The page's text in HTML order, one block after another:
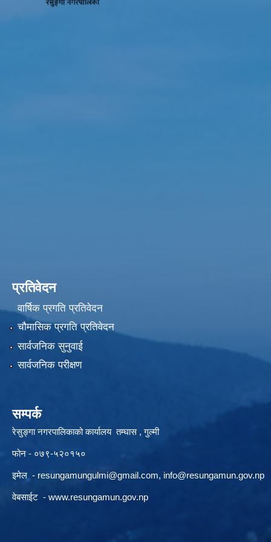
प्रतिवेदन
वार्षिक प्रगति प्रतिवेदन
चौमासिक प्रगति प्रतिवेदन
सार्वजनिक सुनुवाई
सार्वजनिक परीक्षण
सम्पर्क
रेसुङ्गा नगरपालिकाको कार्यालय तम्घास , गुल्मी
फोन - ०७९-५२०१५०
इमेल - resungamungulmi@gmail.com, info@resungamun.gov.np
वेबसाईट - www.resungamun.gov.np